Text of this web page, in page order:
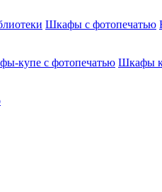
Шкафы с фотопечатью
купе с фотопечатью Шкафы